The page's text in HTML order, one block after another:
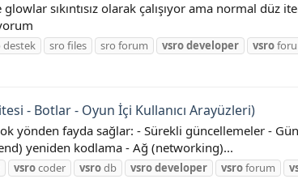
sıkıntısız olarak çalışıyor ama normal düz
destek sro files sro forum vsrodeveloper vsro
- Botlar - Oyun İçi Kullanıcı Arayüzleri)
yönden fayda sağlar: - Sürekli güncellemeler -
yeniden kodlama - Ağ (networking)...
vsrocoder vsrodb vsrodeveloper vsroforum